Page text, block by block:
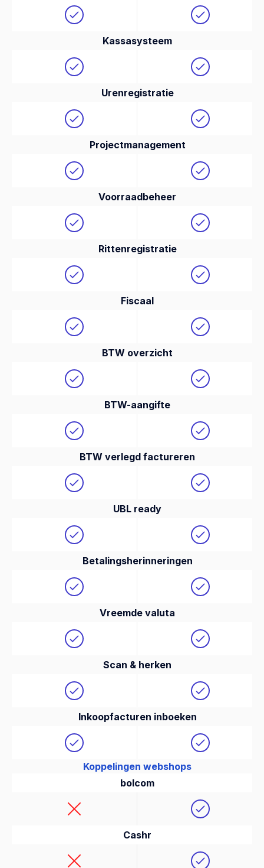
Kassasysteem
Urenregistratie
Projectmanagement
Voorraadbeheer
Rittenregistratie
Fiscaal
BTW overzicht
BTW-aangifte
BTW verlegd factureren
UBL ready
Betalingsherinneringen
Vreemde valuta
Scan & herken
Inkoopfacturen inboeken
Koppelingen webshops
bolcom
Cashr